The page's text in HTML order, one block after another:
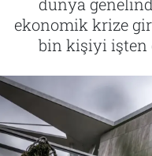
dünya
ekonomik krize
bin kişiyi işten
Tarih
İletişim